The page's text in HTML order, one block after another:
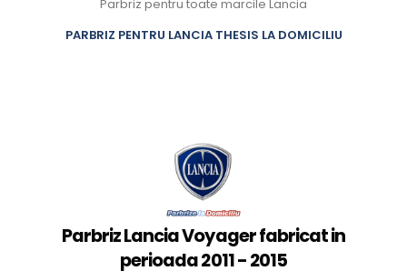
Parbriz pentru toate marcile Lancia
PARBRIZ PENTRU LANCIA THESIS LA DOMICILIU
Parbriz Lancia Voyager fabricat in
perioada 2011 - 2015